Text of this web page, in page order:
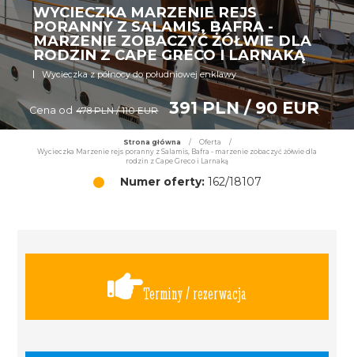
WYCIECZKA MARZENIE REJS
PORANNY Z SALAMIS, BAFRA -
MARZENIE ZOBACZYĆ ŻÓŁWIE DLA
RODZIN Z CAPE GRECO I LARNAKĄ
Wycieczka z północy do południowej enklawy
Cena od 478 PLN / 110 EUR 391 PLN / 90 EUR
Strona główna / Oferta
/
Wycieczka Marzenie rejs poranny z Salamis, Bafra - marzenie zobaczyć żółwie dla
rodzin z Cape Greco i Larnaką
Numer oferty:162/18107
Terminy / rezerwacja